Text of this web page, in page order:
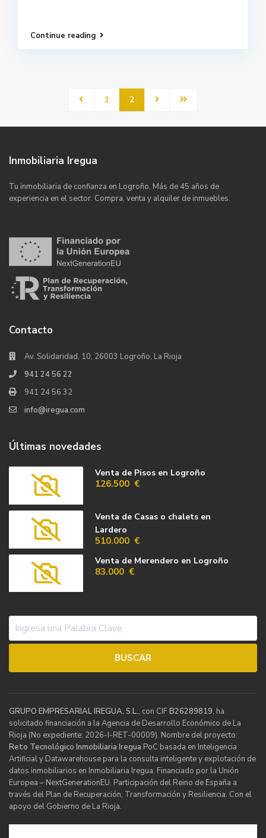
Continue reading
1 2
Inmobiliaria Iregua
Tu inmobiliaria de confianza en Logroño. Más de 45 años de
experiencia en el sector. Compra, venta y alquiler de inmuebles.
Contacto
Av. Solidaridad, 10, 26003 Logroño, La Rioja
941 24 56 22
941 24 56 32
info@iregua.com
Últimas novedades
Venta de Pisos en Logroño
126.500 €
Venta de Casas o chalets en
Lardero
510.000 €
Venta de Merendero en Logroño
83.000 €
GRUPO EMPRESARIAL IREGUA, S.L., con CIFB26289819, ha
solicitado financiación a la Agencia de Desarrollo Económico de La
Rioja (No expediente: 2026-I-RET-00009). Nombre del proyecto:
Reto Tecnológico Inmobiliaria Iregua PoC basada en Inteligencia
Artificial y Datawarehouse para la consulta inteligente y explotación de
datos inmobiliarios en Inmobiliaria Iregua. Financiado por la Unión
Europea – NextGenerationEU. Participación del Reino de España a
través del Plan de Recuperación, Transformación y Resiliencia. Con el
apoyo del Gobierno de La Rioja.